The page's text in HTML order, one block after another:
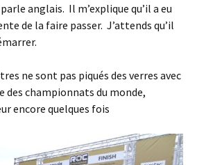
anglais. Il m’explique qu’il a eu
de la faire passer. J’attends qu’il
ne sont pas piqués des verres avec
des championnats du monde,
encore quelques fois